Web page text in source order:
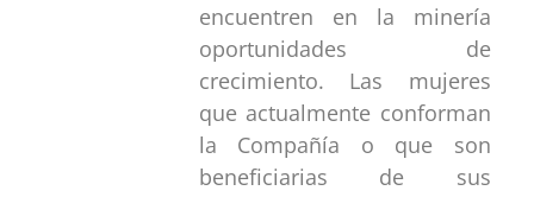
encuentren en la minería
oportunidades de
crecimiento. Las mujeres
que actualmente conforman
la Compañía o que son
beneficiarias de sus